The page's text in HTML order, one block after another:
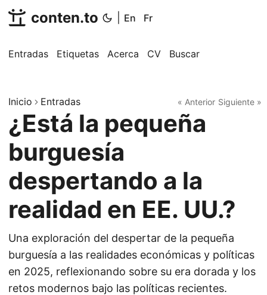
conten.to En Fr
Entradas Etiquetas Acerca CV Buscar
Inicio Entradas « Anterior Siguiente »
¿Está la pequeña
burguesía
despertando a la
realidad en EE. UU.?
Una exploración del despertar de la pequeña
burguesía a las realidades económicas y políticas
en 2025, reflexionando sobre su era dorada y los
retos modernos bajo las políticas recientes.